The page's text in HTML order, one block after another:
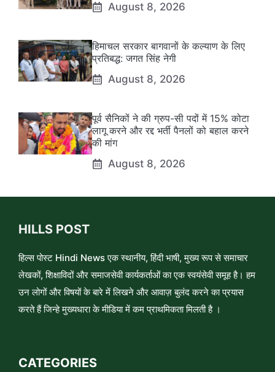
August 8, 2026
हिमाचल सरकार बागवानों के कल्याण के लिए
प्रतिबद्ध: जगत सिंह नेगी
August 8, 2026
पूर्व सैनिकों ने की ग्रुप-सी पदों में 15% कोटा
लागू करने और रद्द भर्ती पैनलों को बहाल करने
की मांग
August 8, 2026
HILLS POST
हिल्स पोस्ट Hindi News एक स्थानीय, हिंदी भाषी, मुख्य रूप से समाचार
लेखकों, शिक्षाविदों और समाजसेवी कार्यकर्ताओं का एक स्वयंसेवी समूह है। हम
उन लोगों और विषयों के बारे में लिखने और आवाज़ बुलंद करने का प्रयास
करते हैं जिन्हे मुख्यधारा के मीडिया में कम प्राथमिकता मिलती है ।
CATEGORIES